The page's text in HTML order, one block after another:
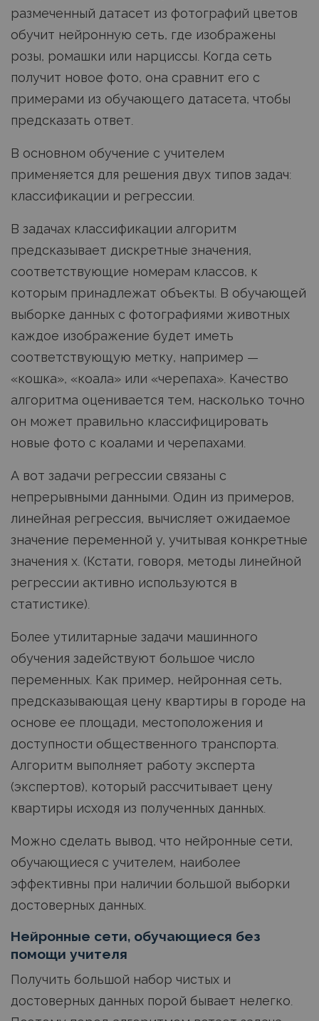
размеченный датасет из фотографий цветов
обучит нейронную сеть, где изображены
розы, ромашки или нарциссы. Когда сеть
получит новое фото, она сравнит его с
примерами из обучающего датасета, чтобы
предсказать ответ.
В основном обучение с учителем
применяется для решения двух типов задач:
классификации и регрессии.
В задачах классификации алгоритм
предсказывает дискретные значения,
соответствующие номерам классов, к
которым принадлежат объекты. В обучающей
выборке данных с фотографиями животных
каждое изображение будет иметь
соответствующую метку, например —
«кошка», «коала» или «черепаха». Качество
алгоритма оценивается тем, насколько точно
он может правильно классифицировать
новые фото с коалами и черепахами.
А вот задачи регрессии связаны с
непрерывными данными. Один из примеров,
линейная регрессия, вычисляет ожидаемое
значение переменной y, учитывая конкретные
значения x. (Кстати, говоря, методы линейной
регрессии активно используются в
статистике).
Более утилитарные задачи машинного
обучения задействуют большое число
переменных. Как пример, нейронная сеть,
предсказывающая цену квартиры в городе на
основе ее площади, местоположения и
доступности общественного транспорта.
Алгоритм выполняет работу эксперта
(экспертов), который рассчитывает цену
квартиры исходя из полученных данных.
Можно сделать вывод, что нейронные сети,
обучающиеся с учителем, наиболее
эффективны при наличии большой выборки
достоверных данных.
Нейронные сети, обучающиеся без
помощи учителя
Получить большой набор чистых и
достоверных данных порой бывает нелегко.